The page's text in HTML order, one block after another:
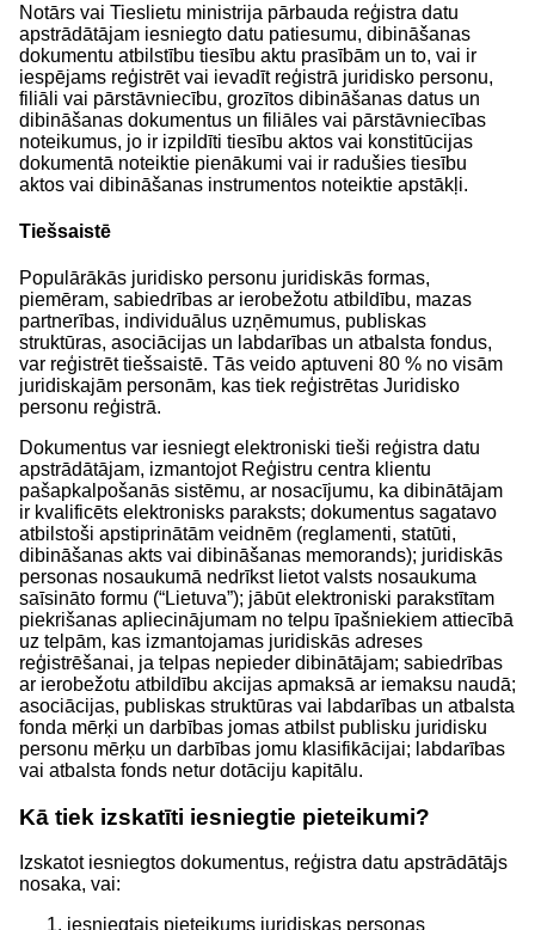
Notārs vai Tieslietu ministrija pārbauda reģistra datu
apstrādātājam iesniegto datu patiesumu, dibināšanas
dokumentu atbilstību tiesību aktu prasībām un to, vai ir
iespējams reģistrēt vai ievadīt reģistrā juridisko personu,
filiāli vai pārstāvniecību, grozītos dibināšanas datus un
dibināšanas dokumentus un filiāles vai pārstāvniecības
noteikumus, jo ir izpildīti tiesību aktos vai konstitūcijas
dokumentā noteiktie pienākumi vai ir radušies tiesību
aktos vai dibināšanas instrumentos noteiktie apstākļi.
Tiešsaistē
Populārākās juridisko personu juridiskās formas,
piemēram, sabiedrības ar ierobežotu atbildību, mazas
partnerības, individuālus uzņēmumus, publiskas
struktūras, asociācijas un labdarības un atbalsta fondus,
var reģistrēt tiešsaistē. Tās veido aptuveni 80 % no visām
juridiskajām personām, kas tiek reģistrētas Juridisko
personu reģistrā.
Dokumentus var iesniegt elektroniski tieši reģistra datu
apstrādātājam, izmantojot Reģistru centra klientu
pašapkalpošanās sistēmu, ar nosacījumu, ka dibinātājam
ir kvalificēts elektronisks paraksts; dokumentus sagatavo
atbilstoši apstiprinātām veidnēm (reglamenti, statūti,
dibināšanas akts vai dibināšanas memorands); juridiskās
personas nosaukumā nedrīkst lietot valsts nosaukuma
saīsināto formu (“Lietuva”); jābūt elektroniski parakstītam
piekrišanas apliecinājumam no telpu īpašniekiem attiecībā
uz telpām, kas izmantojamas juridiskās adreses
reģistrēšanai, ja telpas nepieder dibinātājam; sabiedrības
ar ierobežotu atbildību akcijas apmaksā ar iemaksu naudā;
asociācijas, publiskas struktūras vai labdarības un atbalsta
fonda mērķi un darbības jomas atbilst publisku juridisku
personu mērķu un darbības jomu klasifikācijai; labdarības
vai atbalsta fonds netur dotāciju kapitālu.
Kā tiek izskatīti iesniegtie pieteikumi?
Izskatot iesniegtos dokumentus, reģistra datu apstrādātājs
nosaka, vai:
iesniegtais pieteikums juridiskas personas